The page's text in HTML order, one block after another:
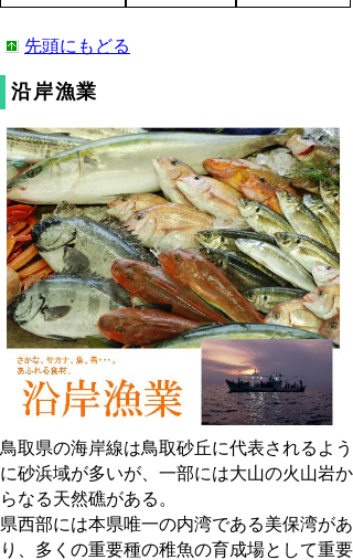
先頭にもどる
沿岸漁業
鳥取県の海岸線は鳥取砂丘に代表されるよう
に砂浜域が多いが、一部には大山の火山岩か
らなる天然礁がある。
県西部には本県唯一の内湾である美保湾があ
り、多くの重要種の稚魚の育成場として重要